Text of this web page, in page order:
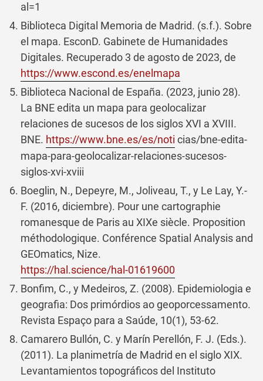
al=1
Biblioteca Digital Memoria de Madrid. (s.f.). Sobre
el mapa. EsconD. Gabinete de Humanidades
Digitales. Recuperado 3 de agosto de 2023, de
https://www.escond.es/enelmapa
Biblioteca Nacional de España. (2023, junio 28).
La BNE edita un mapa para geolocalizar
relaciones de sucesos de los siglos XVI a XVIII.
BNE. https://www.bne.es/es/noti cias/bne-edita-
mapa-para-geolocalizar-relaciones-sucesos-
siglos-xvi-xviii
Boeglin, N., Depeyre, M., Joliveau, T., y Le Lay, Y.-
F. (2016, diciembre). Pour une cartographie
romanesque de Paris au XIXe siècle. Proposition
méthodologique. Conférence Spatial Analysis and
GEOmatics, Nize.
https://hal.science/hal-01619600
Bonfim, C., y Medeiros, Z. (2008). Epidemiologia e
geografia: Dos primórdios ao geoporcessamento.
Revista Espaço para a Saúde, 10(1), 53-62.
Camarero Bullón, C. y Marín Perellón, F. J. (Eds.).
(2011). La planimetría de Madrid en el siglo XIX.
Levantamientos topográficos del Instituto